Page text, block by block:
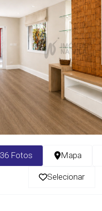
36 Fotos Mapa
Selecionar